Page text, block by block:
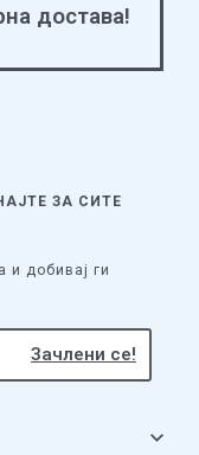
достава!
ЗА СИТЕ
и добивај ги